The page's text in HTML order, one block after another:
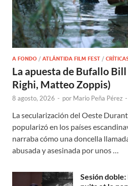
A FONDO / ATLÁNTIDA FILM FEST /
La apuesta de Bufallo
Righi, Matteo Zoppis)
8 agosto, 2026 - por Mario Peña Pérez -
La secularización del Oeste
popularizó en los países
narraba cómo una doncella
abusada y asesinada por unos …
Sesión